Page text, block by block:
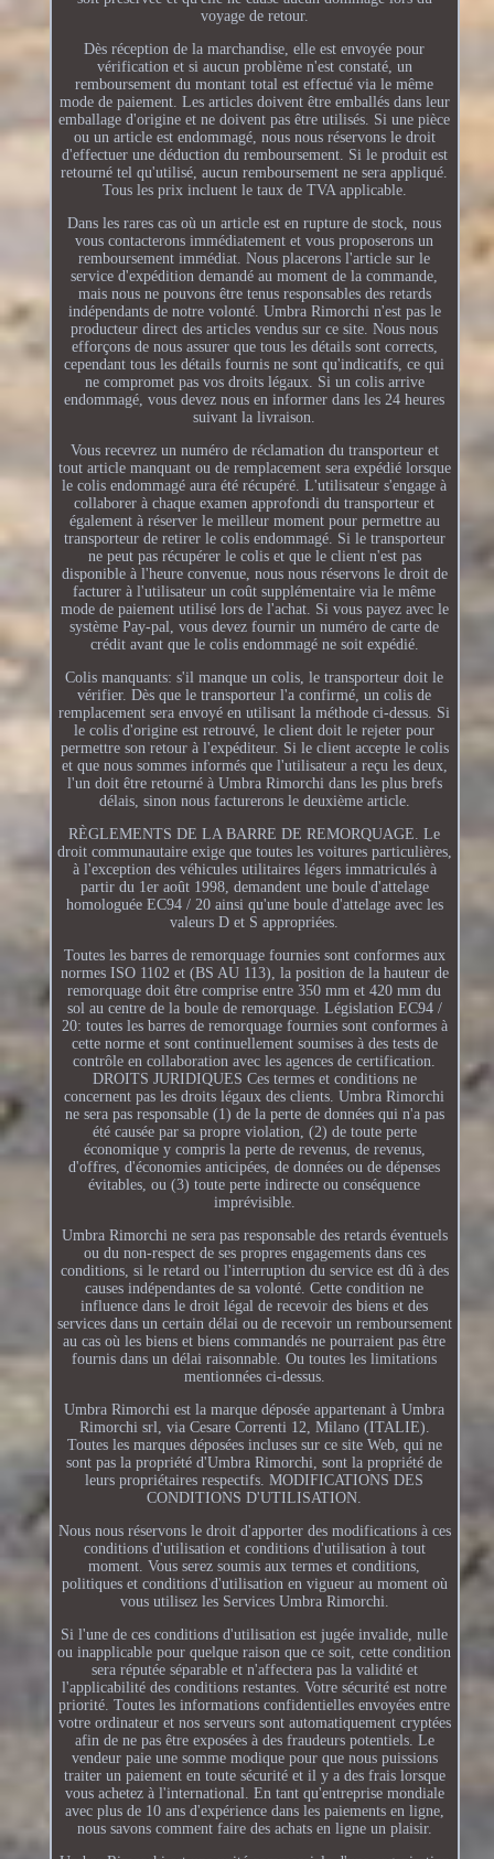
voyage de retour.
Dès réception de la marchandise, elle est envoyée pour
vérification et si aucun problème n'est constaté, un
remboursement du montant total est effectué via le même
mode de paiement. Les articles doivent être emballés dans leur
emballage d'origine et ne doivent pas être utilisés. Si une pièce
ou un article est endommagé, nous nous réservons le droit
d'effectuer une déduction du remboursement. Si le produit est
retourné tel qu'utilisé, aucun remboursement ne sera appliqué.
Tous les prix incluent le taux de TVA applicable.
Dans les rares cas où un article est en rupture de stock, nous
vous contacterons immédiatement et vous proposerons un
remboursement immédiat. Nous placerons l'article sur le
service d'expédition demandé au moment de la commande,
mais nous ne pouvons être tenus responsables des retards
indépendants de notre volonté. Umbra Rimorchi n'est pas le
producteur direct des articles vendus sur ce site. Nous nous
efforçons de nous assurer que tous les détails sont corrects,
cependant tous les détails fournis ne sont qu'indicatifs, ce qui
ne compromet pas vos droits légaux. Si un colis arrive
endommagé, vous devez nous en informer dans les 24 heures
suivant la livraison.
Vous recevrez un numéro de réclamation du transporteur et
tout article manquant ou de remplacement sera expédié lorsque
le colis endommagé aura été récupéré. L'utilisateur s'engage à
collaborer à chaque examen approfondi du transporteur et
également à réserver le meilleur moment pour permettre au
transporteur de retirer le colis endommagé. Si le transporteur
ne peut pas récupérer le colis et que le client n'est pas
disponible à l'heure convenue, nous nous réservons le droit de
facturer à l'utilisateur un coût supplémentaire via le même
mode de paiement utilisé lors de l'achat. Si vous payez avec le
système Pay-pal, vous devez fournir un numéro de carte de
crédit avant que le colis endommagé ne soit expédié.
Colis manquants: s'il manque un colis, le transporteur doit le
vérifier. Dès que le transporteur l'a confirmé, un colis de
remplacement sera envoyé en utilisant la méthode ci-dessus. Si
le colis d'origine est retrouvé, le client doit le rejeter pour
permettre son retour à l'expéditeur. Si le client accepte le colis
et que nous sommes informés que l'utilisateur a reçu les deux,
l'un doit être retourné à Umbra Rimorchi dans les plus brefs
délais, sinon nous facturerons le deuxième article.
RÈGLEMENTS DE LA BARRE DE REMORQUAGE. Le
droit communautaire exige que toutes les voitures particulières,
à l'exception des véhicules utilitaires légers immatriculés à
partir du 1er août 1998, demandent une boule d'attelage
homologuée EC94 / 20 ainsi qu'une boule d'attelage avec les
valeurs D et S appropriées.
Toutes les barres de remorquage fournies sont conformes aux
normes ISO 1102 et (BS AU 113), la position de la hauteur de
remorquage doit être comprise entre 350 mm et 420 mm du
sol au centre de la boule de remorquage. Législation EC94 /
20: toutes les barres de remorquage fournies sont conformes à
cette norme et sont continuellement soumises à des tests de
contrôle en collaboration avec les agences de certification.
DROITS JURIDIQUES Ces termes et conditions ne
concernent pas les droits légaux des clients. Umbra Rimorchi
ne sera pas responsable (1) de la perte de données qui n'a pas
été causée par sa propre violation, (2) de toute perte
économique y compris la perte de revenus, de revenus,
d'offres, d'économies anticipées, de données ou de dépenses
évitables, ou (3) toute perte indirecte ou conséquence
imprévisible.
Umbra Rimorchi ne sera pas responsable des retards éventuels
ou du non-respect de ses propres engagements dans ces
conditions, si le retard ou l'interruption du service est dû à des
causes indépendantes de sa volonté. Cette condition ne
influence dans le droit légal de recevoir des biens et des
services dans un certain délai ou de recevoir un remboursement
au cas où les biens et biens commandés ne pourraient pas être
fournis dans un délai raisonnable. Ou toutes les limitations
mentionnées ci-dessus.
Umbra Rimorchi est la marque déposée appartenant à Umbra
Rimorchi srl, via Cesare Correnti 12, Milano (ITALIE).
Toutes les marques déposées incluses sur ce site Web, qui ne
sont pas la propriété d'Umbra Rimorchi, sont la propriété de
leurs propriétaires respectifs. MODIFICATIONS DES
CONDITIONS D'UTILISATION.
Nous nous réservons le droit d'apporter des modifications à ces
conditions d'utilisation et conditions d'utilisation à tout
moment. Vous serez soumis aux termes et conditions,
politiques et conditions d'utilisation en vigueur au moment où
vous utilisez les Services Umbra Rimorchi.
Si l'une de ces conditions d'utilisation est jugée invalide, nulle
ou inapplicable pour quelque raison que ce soit, cette condition
sera réputée séparable et n'affectera pas la validité et
l'applicabilité des conditions restantes. Votre sécurité est notre
priorité. Toutes les informations confidentielles envoyées entre
votre ordinateur et nos serveurs sont automatiquement cryptées
afin de ne pas être exposées à des fraudeurs potentiels. Le
vendeur paie une somme modique pour que nous puissions
traiter un paiement en toute sécurité et il y a des frais lorsque
vous achetez à l'international. En tant qu'entreprise mondiale
avec plus de 10 ans d'expérience dans les paiements en ligne,
nous savons comment faire des achats en ligne un plaisir.